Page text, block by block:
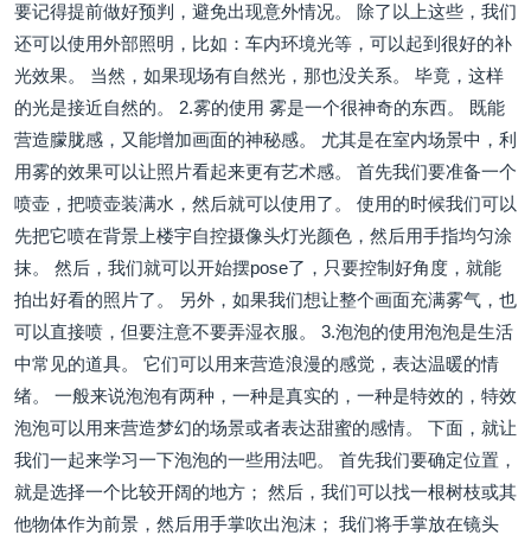
要记得提前做好预判，避免出现意外情况。 除了以上这些，我们
还可以使用外部照明，比如：车内环境光等，可以起到很好的补
光效果。 当然，如果现场有自然光，那也没关系。 毕竟，这样
的光是接近自然的。 2.雾的使用 雾是一个很神奇的东西。 既能
营造朦胧感，又能增加画面的神秘感。 尤其是在室内场景中，利
用雾的效果可以让照片看起来更有艺术感。 首先我们要准备一个
喷壶，把喷壶装满水，然后就可以使用了。 使用的时候我们可以
先把它喷在背景上楼宇自控摄像头灯光颜色，然后用手指均匀涂
抹。 然后，我们就可以开始摆pose了，只要控制好角度，就能
拍出好看的照片了。 另外，如果我们想让整个画面充满雾气，也
可以直接喷，但要注意不要弄湿衣服。 3.泡泡的使用泡泡是生活
中常见的道具。 它们可以用来营造浪漫的感觉，表达温暖的情
绪。 一般来说泡泡有两种，一种是真实的，一种是特效的，特效
泡泡可以用来营造梦幻的场景或者表达甜蜜的感情。 下面，就让
我们一起来学习一下泡泡的一些用法吧。 首先我们要确定位置，
就是选择一个比较开阔的地方； 然后，我们可以找一根树枝或其
他物体作为前景，然后用手掌吹出泡沫； 我们将手掌放在镜头